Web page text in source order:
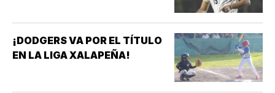
¡DODGERS VA POR EL TÍTULO
EN LA LIGA XALAPEÑA!